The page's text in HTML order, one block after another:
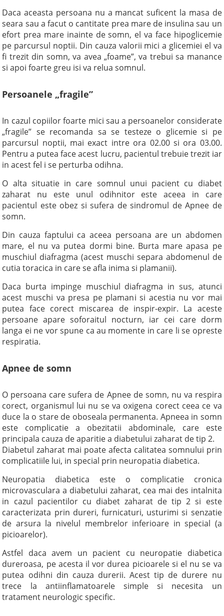
Daca aceasta persoana nu a mancat suficent la masa de
seara sau a facut o cantitate prea mare de insulina sau un
efort prea mare inainte de somn, el va face hipoglicemie
pe parcursul noptii. Din cauza valorii mici a glicemiei el va
fi trezit din somn, va avea „foame”, va trebui sa manance
si apoi foarte greu isi va relua somnul.
Persoanele „fragile”
In cazul copiilor foarte mici sau a persoanelor considerate
„fragile” se recomanda sa se testeze o glicemie si pe
parcursul noptii, mai exact intre ora 02.00 si ora 03.00.
Pentru a putea face acest lucru, pacientul trebuie trezit iar
in acest fel i se perturba odihna.
O alta situatie in care somnul unui pacient cu diabet
zaharat nu este unul odihnitor este aceea in care
pacientul este obez si sufera de sindromul de Apnee de
somn.
Din cauza faptului ca aceea persoana are un abdomen
mare, el nu va putea dormi bine. Burta mare apasa pe
muschiul diafragma (acest muschi separa abdomenul de
cutia toracica in care se afla inima si plamanii).
Daca burta impinge muschiul diafragma in sus, atunci
acest muschi va presa pe plamani si acestia nu vor mai
putea face corect miscarea de inspir-expir. La aceste
persoane apare soforaitul nocturn, iar cei care dorm
langa ei ne vor spune ca au momente in care li se opreste
respiratia.
Apnee de somn
O persoana care sufera de Apnee de somn, nu va respira
corect, organismul lui nu se va oxigena corect ceea ce va
duce la o stare de oboseala permanenta. Apneea in somn
este complicatie a obezitatii abdominale, care este
principala cauza de aparitie a diabetului zaharat de tip 2.
Diabetul zaharat mai poate afecta calitatea somnului prin
complicatiile lui, in special prin neuropatia diabetica.
Neuropatia diabetica este o complicatie cronica
microvasculara a diabetului zaharat, cea mai des intalnita
in cazul pacientilor cu diabet zaharat de tip 2 si este
caracterizata prin dureri, furnicaturi, usturimi si senzatie
de arsura la nivelul membrelor inferioare in special (a
picioarelor).
Astfel daca avem un pacient cu neuropatie diabetica
dureroasa, pe acesta il vor durea picioarele si el nu se va
putea odihni din cauza durerii. Acest tip de durere nu
trece la antiinflamatoarele simple si necesita un
tratament neurologic specific.